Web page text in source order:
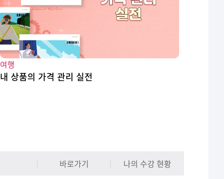
여행
내 상품의 가격 관리 실전
바로가기 나의 수강 현황